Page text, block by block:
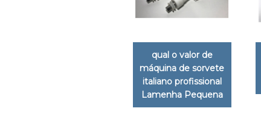
qual o valor de
máquina de sorvete
italiano profissional
Lamenha Pequena